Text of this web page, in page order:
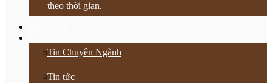
theo thời gian.
Tin Chuyên Ngành
Tin tức